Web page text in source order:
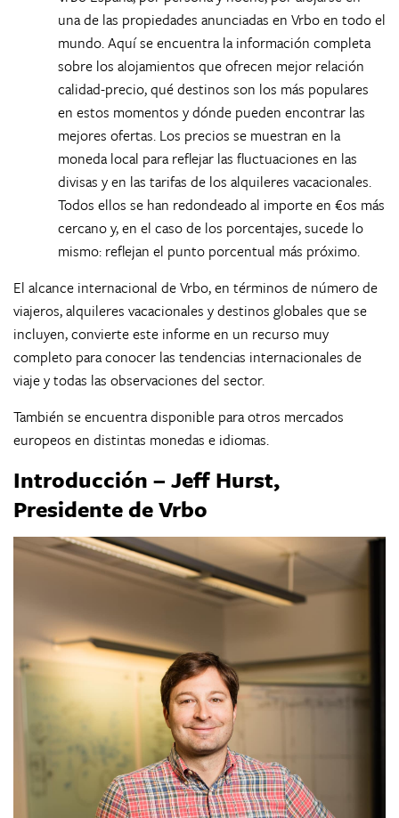
una de las propiedades anunciadas en Vrbo en todo el
mundo. Aquí se encuentra la información completa
sobre los alojamientos que ofrecen mejor relación
calidad-precio, qué destinos son los más populares
en estos momentos y dónde pueden encontrar las
mejores ofertas. Los precios se muestran en la
moneda local para reflejar las fluctuaciones en las
divisas y en las tarifas de los alquileres vacacionales.
Todos ellos se han redondeado al importe en €os más
cercano y, en el caso de los porcentajes, sucede lo
mismo: reflejan el punto porcentual más próximo.
El alcance internacional de Vrbo, en términos de número de
viajeros, alquileres vacacionales y destinos globales que se
incluyen, convierte este informe en un recurso muy
completo para conocer las tendencias internacionales de
viaje y todas las observaciones del sector.
También se encuentra disponible para otros mercados
europeos en distintas monedas e idiomas.
Introducción – Jeff Hurst,
Presidente de Vrbo